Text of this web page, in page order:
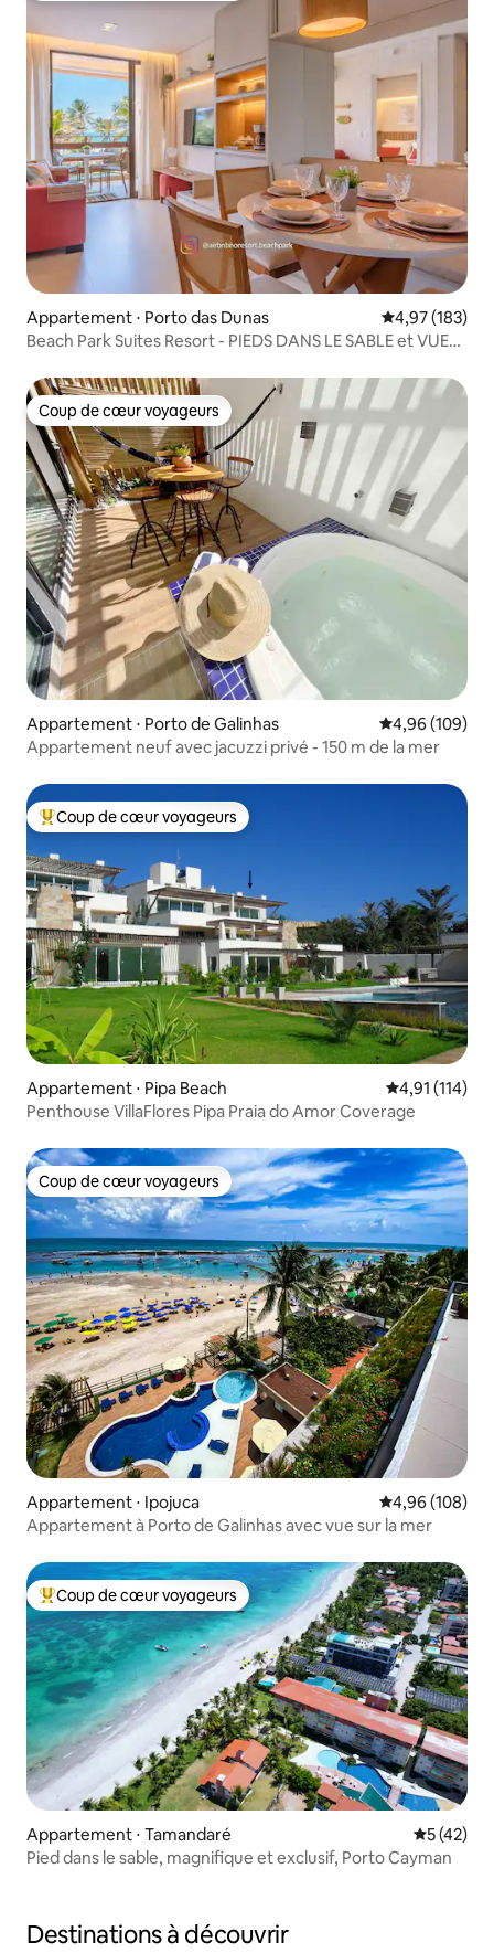
Appartement ⋅ Porto das Dunas Évaluation
4,97 (183)
Beach Park Suites Resort - PIEDS DANS LE SABLE et VUE
Coup de cœur voyageurs
Coup de cœur voyageurs
Appartement ⋅ Porto de Galinhas Évaluation
4,96 (109)
Appartement neuf avec jacuzzi privé - 150 m de la mer
Coups de cœur voyageurs les plus appréciés
Coup de cœur voyageurs
Appartement ⋅ Pipa Beach Évaluation
4,91 (114)
Penthouse VillaFlores Pipa Praia do Amor Coverage
Coup de cœur voyageurs
Coup de cœur voyageurs
Appartement ⋅ Ipojuca Évaluation
4,96 (108)
Appartement à Porto de Galinhas avec vue sur la mer
Coups de cœur voyageurs les plus appréciés
Coup de cœur voyageurs
Appartement ⋅ Tamandaré
5 (42)
Pied dans le sable, magnifique et exclusif, Porto Cayman
Destinations à découvrir